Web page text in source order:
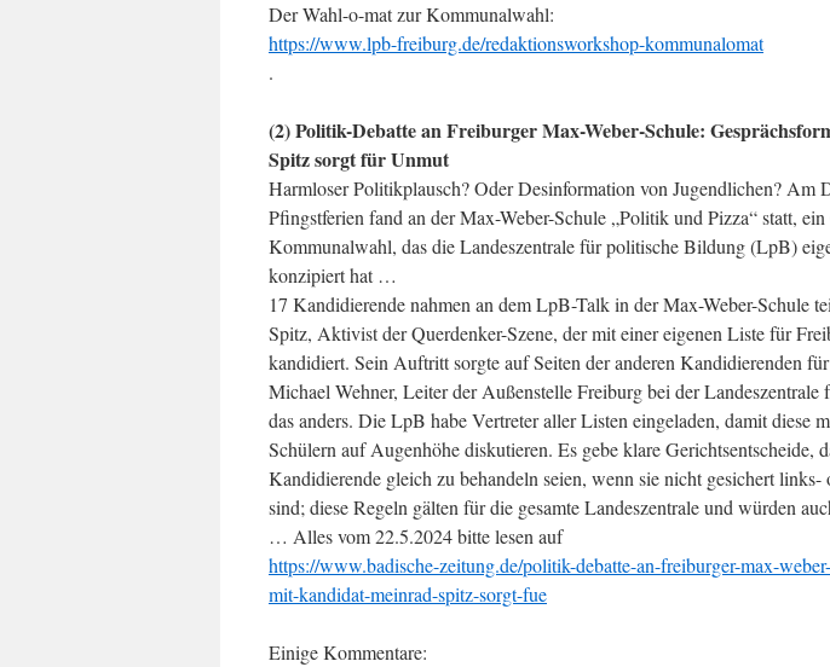
Der Wahl-o-mat zur Kommunalwahl:
https://www.lpb-freiburg.de/redaktionsworkshop-kommunalomat
.
(2) Politik-Debatte an Freiburger Max-Weber-Schule:
Spitz sorgt für Unmut
Harmloser Politikplausch? Oder Desinformation von Jugendlichen? Am
Pfingstferien fand an der Max-Weber-Schule „Politik und Pizza“ statt,
Kommunalwahl, das die Landeszentrale für politische Bildung (LpB)
konzipiert hat …
17 Kandidierende nahmen an dem LpB-Talk in der Max-Weber-Schule
Spitz, Aktivist der Querdenker-Szene, der mit einer eigenen Liste für
kandidiert. Sein Auftritt sorgte auf Seiten der anderen Kandidierenden
Michael Wehner, Leiter der Außenstelle Freiburg bei der
das anders. Die LpB habe Vertreter aller Listen eingeladen, damit diese
Schülern auf Augenhöhe diskutieren. Es gebe klare Gerichtsentscheide,
Kandidierende gleich zu behandeln seien, wenn sie nicht gesichert links-
sind; diese Regeln gälten für die gesamte Landeszentrale und würden
… Alles vom 22.5.2024 bitte lesen auf
https://www.badische-zeitung.de/politik-debatte-an-freiburger-max-
mit-kandidat-meinrad-spitz-sorgt-fue
Einige Kommentare: